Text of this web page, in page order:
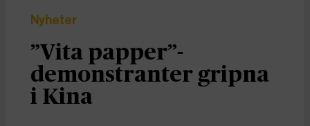
Nyheter
”Vita papper”-
demonstranter gripna
i Kina